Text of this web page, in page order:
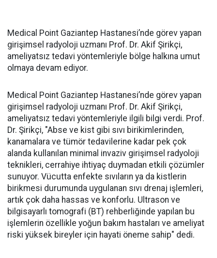
Medical Point Gaziantep Hastanesi’nde görev yapan
girişimsel radyoloji uzmanı Prof. Dr. Akif Şirikçi,
ameliyatsız tedavi yöntemleriyle bölge halkına umut
olmaya devam ediyor.
Medical Point Gaziantep Hastanesi’nde görev yapan
girişimsel radyoloji uzmanı Prof. Dr. Akif Şirikçi,
ameliyatsız tedavi yöntemleriyle ilgili bilgi verdi. Prof.
Dr. Şirikçi, "Abse ve kist gibi sıvı birikimlerinden,
kanamalara ve tümör tedavilerine kadar pek çok
alanda kullanılan minimal invaziv girişimsel radyoloji
teknikleri, cerrahiye ihtiyaç duymadan etkili çözümler
sunuyor. Vücutta enfekte sıvıların ya da kistlerin
birikmesi durumunda uygulanan sıvı drenaj işlemleri,
artık çok daha hassas ve konforlu. Ultrason ve
bilgisayarlı tomografi (BT) rehberliğinde yapılan bu
işlemlerin özellikle yoğun bakım hastaları ve ameliyat
riski yüksek bireyler için hayati öneme sahip" dedi.